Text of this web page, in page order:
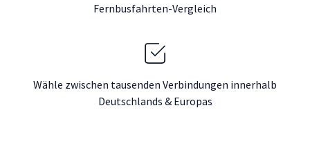
Fernbusfahrten-Vergleich
Wähle zwischen tausenden Verbindungen innerhalb
Deutschlands & Europas